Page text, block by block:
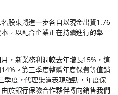
股東將進一步各自以現金出資1.76
，以配合企業正在持續進行的舉
，新業務利潤較去年增長15%，這
。第三季度整體年度保費等值銷
季度，代理渠道表現強勁，年度保
於銀行保險合作夥伴轉向銷售我們